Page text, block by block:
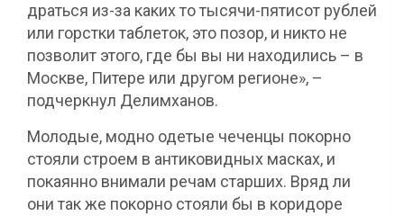
драться из-за каких то тысячи-пятисот рублей
или горстки таблеток, это позор, и никто не
позволит этого, где бы вы ни находились – в
Москве, Питере или другом регионе», –
подчеркнул Делимханов.
Молодые, модно одетые чеченцы покорно
стояли строем в антиковидных масках, и
покаянно внимали речам старших. Вряд ли
они так же покорно стояли бы в коридоре